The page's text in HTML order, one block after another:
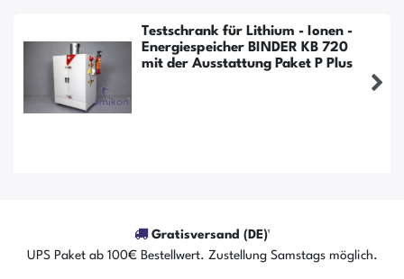
Testschrank für Lithium - Ionen -
Energiespeicher BINDER KB 720
mit der Ausstattung Paket P Plus
Gratisversand (DE)¹
UPS Paket ab 100€ Bestellwert. Zustellung Samstags möglich.